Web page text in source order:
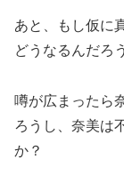
あと、もし仮に
どうなるんだろ
噂が広まったら
ろうし、奈美は
か？